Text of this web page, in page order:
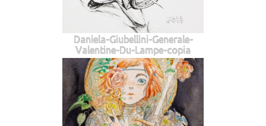
Daniela-Giubellini-Generale-
Valentine-Du-Lampe-copia